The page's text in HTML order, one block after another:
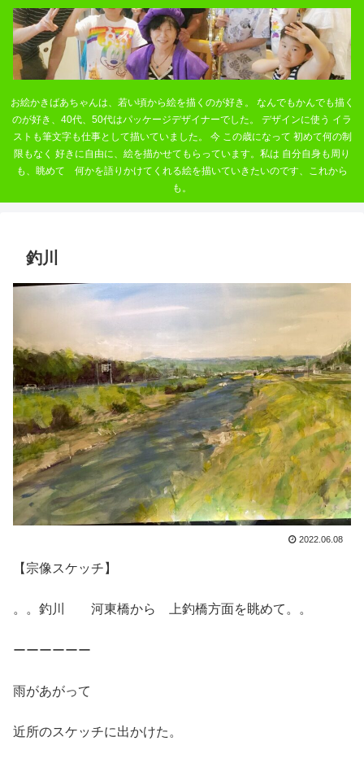
お絵かきばあちゃんは、若い頃から絵を描くのが好き。 なんでもかんでも描く
のが好き、40代、50代はパッケージデザイナーでした。 デザインに使う イラ
ストも筆文字も仕事として描いていました。 今 この歳になって 初めて何の制
限もなく 好きに自由に、絵を描かせてもらっています。私は 自分自身も周り
も、眺めて 何かを語りかけてくれる絵を描いていきたいのです、これから
も。
釣川
2022.06.08
【宗像スケッチ】
。。釣川 河東橋から 上釣橋方面を眺めて。。
ーーーーーー
雨があがって
近所のスケッチに出かけた。